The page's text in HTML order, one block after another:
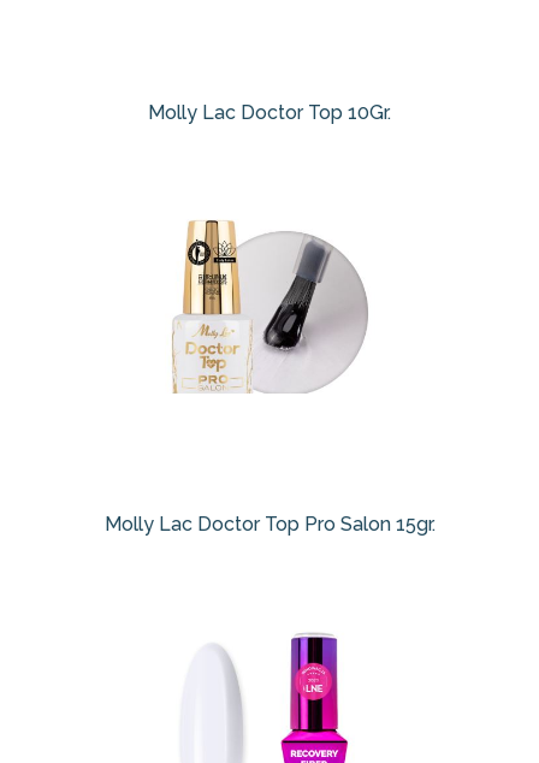
Molly Lac Doctor Top 10Gr.
Molly Lac Doctor Top Pro Salon 15gr.